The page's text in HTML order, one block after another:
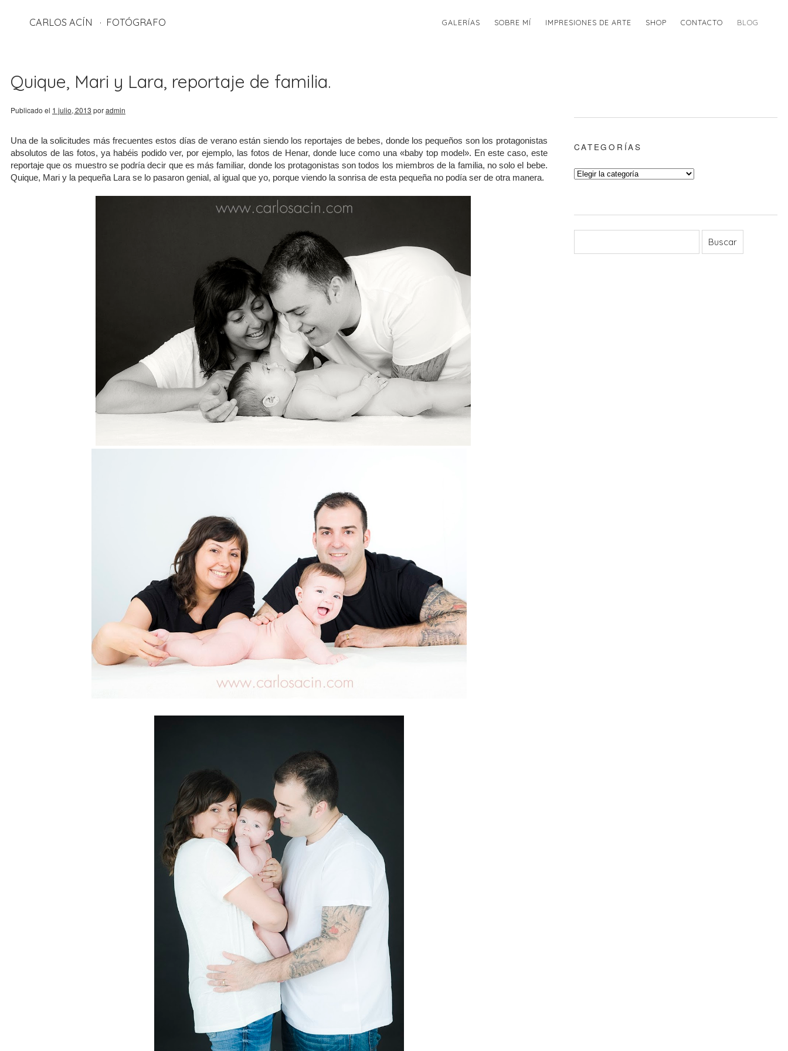
CARLOS ACÍN FOTÓGRAFO GALERÍAS SOBRE MÍ IMPRESIONES DE ARTE SHOP CONTACTO BLOG
Quique, Mari y Lara, reportaje de familia.
Publicado el 1 julio, 2013 poradmin
Una de la solicitudes más frecuentes estos días de verano están siendo los reportajes de bebes, donde los pequeños son los protagonistas
absolutos de las fotos, ya habéis podido ver, por ejemplo, las fotos de Henar, donde luce como una «baby top model». En este caso, este
reportaje que os muestro se podría decir que es más familiar, donde los protagonistas son todos los miembros de la familia, no solo el bebe.
Quique, Mari y la pequeña Lara se lo pasaron genial, al igual que yo, porque viendo la sonrisa de esta pequeña no podía ser de otra manera.
CATEGORÍAS